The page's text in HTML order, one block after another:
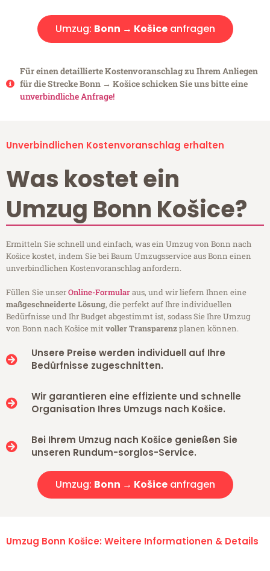
Umzug: Bonn → Košiceanfragen
Für einen detaillierte Kostenvoranschlag zu Ihrem Anliegen
für die Strecke Bonn → Košice schicken Sie uns bitte eine
unverbindliche Anfrage!
Unverbindlichen Kostenvoranschlag erhalten
Was kostet ein
Umzug Bonn Košice?
Ermitteln Sie schnell und einfach, was ein Umzug von Bonn nach
Košice kostet, indem Sie bei Baum Umzugsservice aus Bonn einen
unverbindlichen Kostenvoranschlag anfordern.
Füllen Sie unserOnline-Formularaus, und wir liefern Ihnen eine
maßgeschneiderte Lösung, die perfekt auf Ihre individuellen
Bedürfnisse und Ihr Budget abgestimmt ist, sodass Sie Ihre Umzug
von Bonn nach Košice mitvoller Transparenzplanen können.
Unsere Preise werden individuell auf Ihre
Bedürfnisse zugeschnitten.
Wir garantieren eine effiziente und schnelle
Organisation Ihres Umzugs nach Košice.
Bei Ihrem Umzug nach Košice genießen Sie
unseren Rundum-sorglos-Service.
Umzug: Bonn → Košiceanfragen
Umzug Bonn Košice: Weitere Informationen & Details